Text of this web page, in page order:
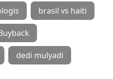
brasil vs haiti
dedi mulyadi